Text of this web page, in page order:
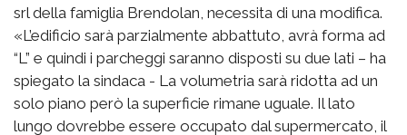
srl della famiglia Brendolan, necessita di una modifica.
«L’edificio sarà parzialmente abbattuto, avrà forma ad
“L” e quindi i parcheggi saranno disposti su due lati – ha
spiegato la sindaca - La volumetria sarà ridotta ad un
solo piano però la superficie rimane uguale. Il lato
lungo dovrebbe essere occupato dal supermercato, il